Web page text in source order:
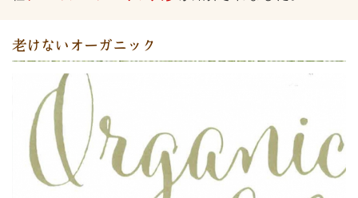
老けないオーガニック